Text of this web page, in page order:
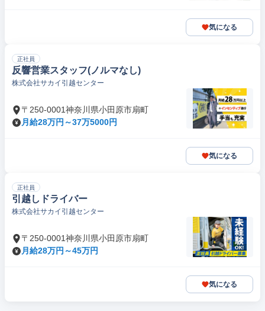
気になる
正社員
反響営業スタッフ(ノルマなし)
株式会社サカイ引越センター
〒250-0001神奈川県小田原市扇町
月給28万円～37万5000円
気になる
正社員
引越しドライバー
株式会社サカイ引越センター
〒250-0001神奈川県小田原市扇町
月給28万円～45万円
気になる